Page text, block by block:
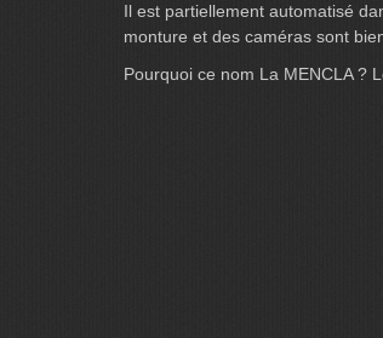
Il est partiellement automatisé
monture et des caméras sont
Pourquoi ce nom La MENCLA ?